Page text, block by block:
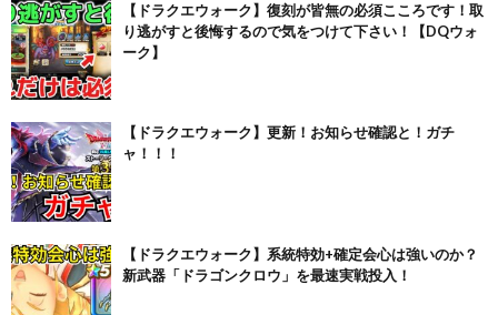
【ドラクエウォーク】復刻が皆無の必須こころです！取
り逃がすと後悔するので気をつけて下さい！【DQウォ
ーク】
【ドラクエウォーク】更新！お知らせ確認と！ガチ
ャ！！！
【ドラクエウォーク】系統特効+確定会心は強いのか？
新武器「ドラゴンクロウ」を最速実戦投入！